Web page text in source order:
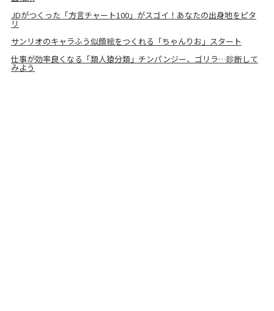
JDがつくった「方言チャート100」がスゴイ！あなたの出身地をピタ
リ
サンリオのキャラふう似顔絵をつくれる「ちゃんりお」スタート
仕事が効率良くなる「類人猿分類」チンパンジー、ゴリラ…診断して
みよう